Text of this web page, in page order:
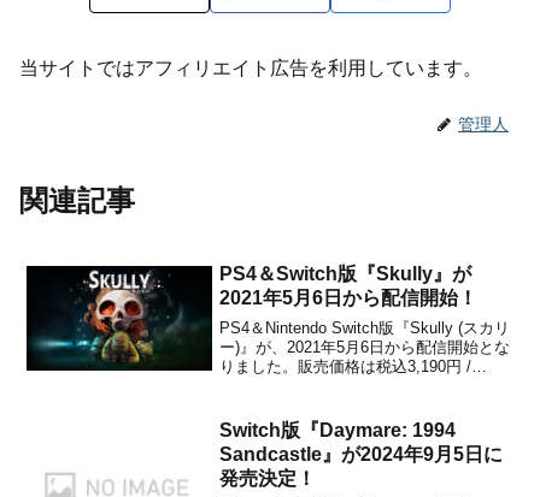
当サイトではアフィリエイト広告を利用しています。
管理人
関連記事
PS4＆Switch版『Skully』が
2021年5月6日から配信開始！
PS4＆Nintendo Switch版『Skully (スカリ
ー)』が、2021年5月6日から配信開始とな
りました。販売価格は税込3,190円 /
「Skully」を操って遊ぶ、フルボイスの
会話とカットシ...
Switch版『Daymare: 1994
Sandcastle』が2024年9月5日に
発売決定！